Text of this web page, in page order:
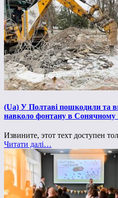
(Ua) У Полтаві пошкодили та
навколо фонтану в Сонячному
Извините, этот техт доступен
Читати далі…